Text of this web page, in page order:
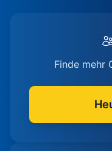
Finde mehr